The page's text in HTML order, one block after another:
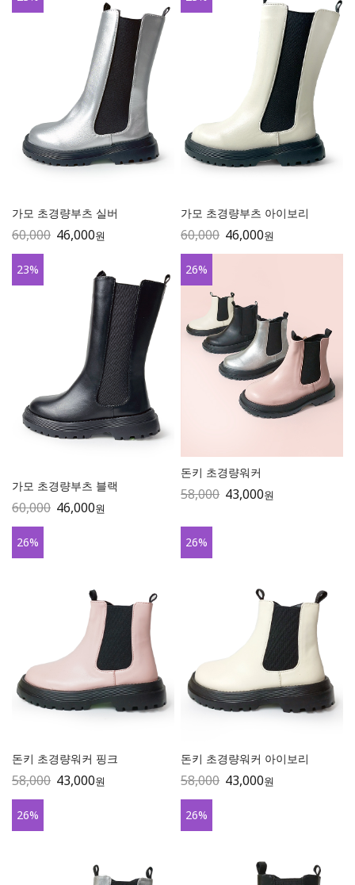
가모 초경량부츠 실버
60,000 46,000원
가모 초경량부츠 아이보리
60,000 46,000원
23%
가모 초경량부츠 블랙
60,000 46,000원
26%
돈키 초경량워커
58,000 43,000원
26%
돈키 초경량워커 핑크
58,000 43,000원
26%
돈키 초경량워커 아이보리
58,000 43,000원
26% 26%